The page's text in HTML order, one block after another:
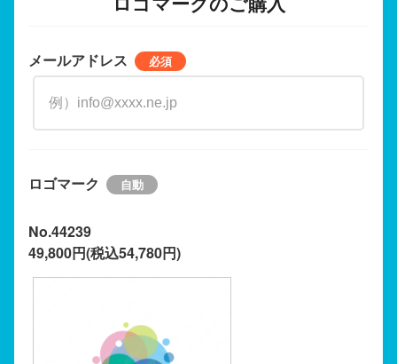
メールアドレス
ロゴマーク
No.44239
49,800円(税込54,780円)